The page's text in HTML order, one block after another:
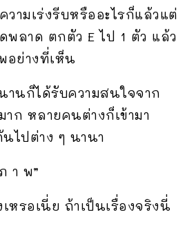
วามเร่งรีบหรืออะไรก็แล้วแต่
พลาด ตกตัว E ไป 1 ตัว แล้ว
อย่างที่เห็น
านก็ได้รับความสนใจจาก
ก หลายคนต่างก็เข้ามา
ไปต่าง ๆ นานา
า พ”
หรอเนี่ย ถ้าเป็นเรื่องจริงนี่